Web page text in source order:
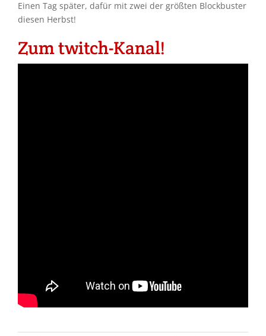
Jobs
Discord
Einen Tag später, dafür mit zwei der größten Blockbuster
diesen Herbst!
Zum twitch-Kanal!